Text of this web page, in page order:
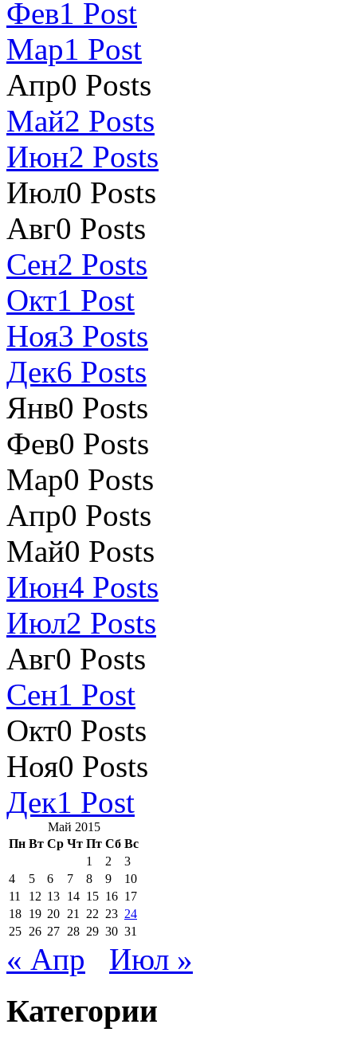
Фев1 Post
Мар1 Post
Апр0 Posts
Май2 Posts
Июн2 Posts
Июл0 Posts
Авг0 Posts
Сен2 Posts
Окт1 Post
Ноя3 Posts
Дек6 Posts
Янв0 Posts
Фев0 Posts
Мар0 Posts
Апр0 Posts
Май0 Posts
Июн4 Posts
Июл2 Posts
Авг0 Posts
Сен1 Post
Окт0 Posts
Ноя0 Posts
Дек1 Post
Май 2015
Пн Вт Ср Чт Пт Сб Вс
1
2
3
4
5 6 7 8 9
10
11
12 13 14 15 16 17
18 19 20 21 22 23 24
25 26 27 28 29 30 31
« Апр Июл »
Категории